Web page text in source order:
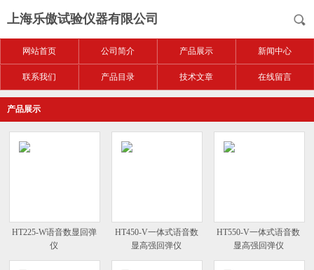
上海乐傲试验仪器有限公司
网站首页 公司简介 产品展示 新闻中心
联系我们 产品目录 技术文章 在线留言
产品展示
HT225-W语音数显回弹
仪
HT450-V一体式语音数
显高强回弹仪
HT550-V一体式语音数
显高强回弹仪